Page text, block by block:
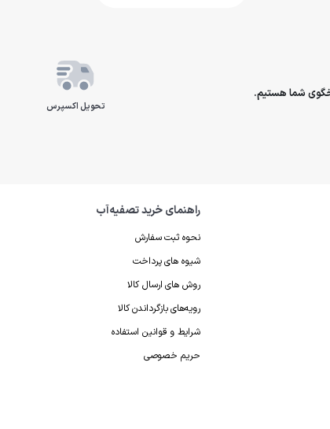
تحویل اکسپرس
راهنمای خرید تصفیه‌آب
نحوه ثبت سفارش
شیوه های پرداخت
روش های ارسال کالا
رویه‌های بازگرداندن کالا
شرایط و قوانین استفاده
حریم خصوصی